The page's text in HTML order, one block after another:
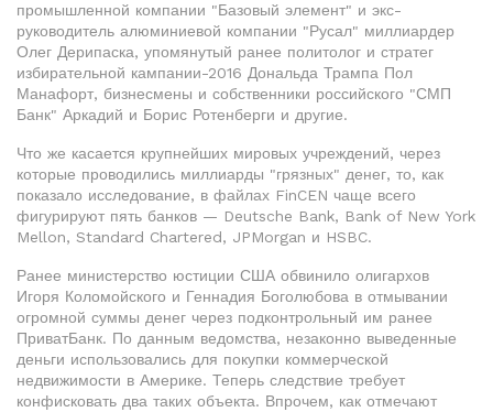
промышленной компании "Базовый элемент" и экс-
руководитель алюминиевой компании "Русал" миллиардер
Олег Дерипаска, упомянутый ранее политолог и стратег
избирательной кампании-2016 Дональда Трампа Пол
Манафорт, бизнесмены и собственники российского "СМП
Банк" Аркадий и Борис Ротенберги и другие.
Что же касается крупнейших мировых учреждений, через
которые проводились миллиарды "грязных" денег, то, как
показало исследование, в файлах FinCEN чаще всего
фигурируют пять банков — Deutsche Bank, Bank of New York
Mellon, Standard Chartered, JPMorgan и HSBC.
Ранее министерство юстиции США обвинило олигархов
Игоря Коломойского и Геннадия Боголюбова в отмывании
огромной суммы денег через подконтрольный им ранее
ПриватБанк. По данным ведомства, незаконно выведенные
деньги использовались для покупки коммерческой
недвижимости в Америке. Теперь следствие требует
конфисковать два таких объекта. Впрочем, как отмечают